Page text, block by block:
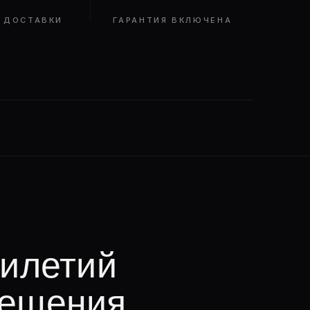
ДОСТАВКИ ГАРАНТИЯ ВКЛЮЧЕНА